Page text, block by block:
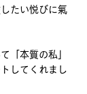
たい悦びに氣
「本質の私」
してくれまし